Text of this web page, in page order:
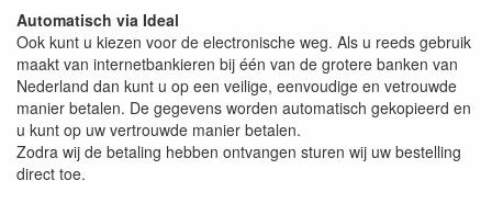
Automatisch via Ideal
Ook kunt u kiezen voor de electronische weg. Als u reeds gebruik
maakt van internetbankieren bij één van de grotere banken van
Nederland dan kunt u op een veilige, eenvoudige en vetrouwde
manier betalen. De gegevens worden automatisch gekopieerd en
u kunt op uw vertrouwde manier betalen.
Zodra wij de betaling hebben ontvangen sturen wij uw bestelling
direct toe.